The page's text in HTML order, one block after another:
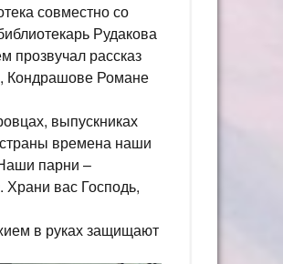
совместно со
Рудакова
прозвучал рассказ
Кондрашове Романе
выпускниках
времена наши
парни –
вас Господь,
в руках защищают